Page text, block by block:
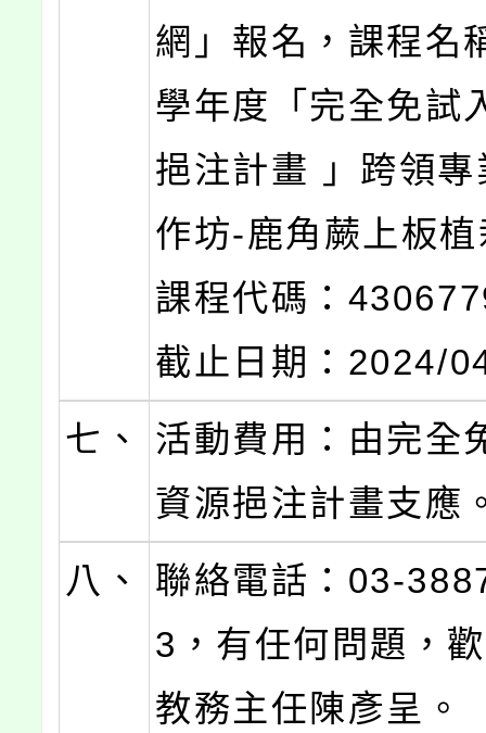
網」報名，課程名
學年度「完全免試
挹注計畫 」跨領
作坊-鹿角蕨上板
課程代碼：
截止日期：2024/
七、
活動費用：由完全
資源挹注計畫支應
八、
聯絡電話：03-
3，有任何問題，
教務主任陳彥呈。